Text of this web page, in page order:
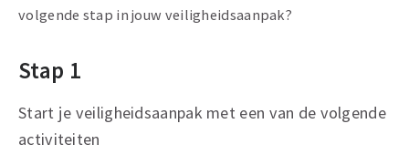
volgende stap in jouw veiligheidsaanpak?
Stap 1
Start je veiligheidsaanpak met een van de volgende
activiteiten